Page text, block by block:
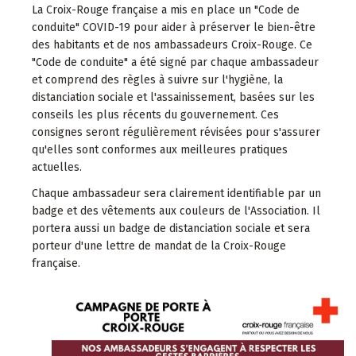
La Croix-Rouge française a mis en place un "Code de
conduite" COVID-19 pour aider à préserver le bien-être
des habitants et de nos ambassadeurs Croix-Rouge. Ce
"Code de conduite" a été signé par chaque ambassadeur
et comprend des règles à suivre sur l'hygiène, la
distanciation sociale et l'assainissement, basées sur les
conseils les plus récents du gouvernement. Ces
consignes seront régulièrement révisées pour s'assurer
qu'elles sont conformes aux meilleures pratiques
actuelles.
Chaque ambassadeur sera clairement identifiable par un
badge et des vêtements aux couleurs de l'Association. Il
portera aussi un badge de distanciation sociale et sera
porteur d'une lettre de mandat de la Croix-Rouge
française.